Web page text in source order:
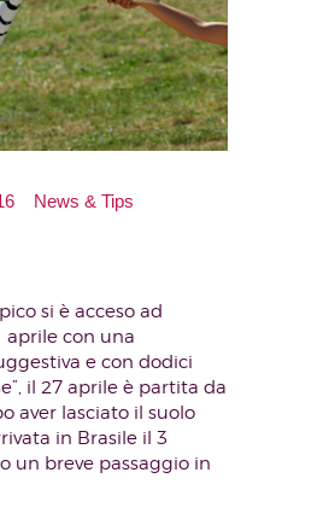
News & Tips
si è acceso ad
aprile con una
e con dodici
il 27 aprile è partita da
aver lasciato il suolo
in Brasile il 3
un breve passaggio in